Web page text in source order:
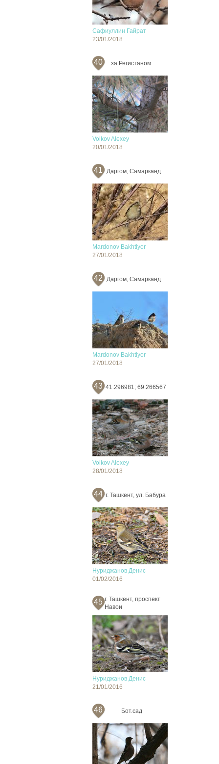
Сафиуллин Гайрат
23/01/2018
40 за Регистаном
Volkov Alexey
20/01/2018
41 Даргом, Самарканд
Mardonov Bakhtiyor
27/01/2018
42 Даргом, Самарканд
Mardonov Bakhtiyor
27/01/2018
43 41.296981; 69.266567
Volkov Alexey
28/01/2018
44 г. Ташкент, ул. Бабура
Нуриджанов Денис
01/02/2016
45 г. Ташкент, проспект
Навои
Нуриджанов Денис
21/01/2016
46 Бот.сад